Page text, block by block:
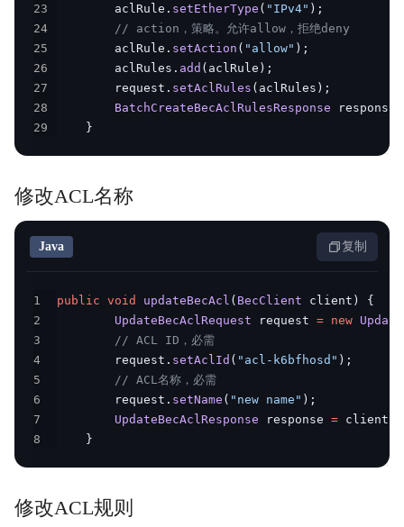
常见问题
视频专区
服务等级协议SLA
23
        aclRule
. setEtherType ( "IPv4" ) ;
24
// action，策略。允许allow，拒绝deny
25
        aclRule
. setAction ( "allow" ) ;
26
        aclRules
. add ( aclRule ) ;
27
        request
. setAclRules ( aclRules ) ;
28
BatchCreateBecAclRulesResponse response
29
}
修改ACL名称
Java 复制
1 public void updateBecAcl ( BecClient client )
{
2
UpdateBecAclRequest request = new
3
// ACL ID，必需
4
        request
. setAclId ( "acl-k6bfhosd" ) ;
5
// ACL名称，必需
6
        request
. setName ( "new name" ) ;
7
UpdateBecAclResponse response = client
8
}
修改ACL规则